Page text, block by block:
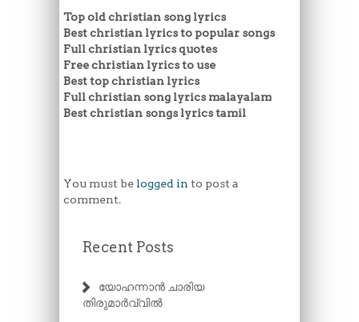
Top old christian song lyrics
Best christian lyrics to popular songs
Full christian lyrics quotes
Free christian lyrics to use
Best top christian lyrics
Full christian song lyrics malayalam
Best christian songs lyrics tamil
You must be logged in to post a
comment.
Recent Posts
യോഹന്നാൻ ചാരിയ
തിരുമാർവ്വിൽ